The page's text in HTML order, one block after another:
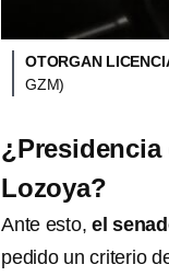
OTORGAN
GZM)
Lozoya?
Ante esto, el
pedido un criterio